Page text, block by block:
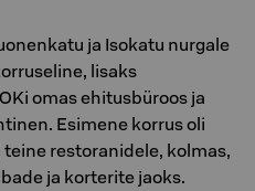
ja Isokatu nurgale
lisaks
omas ehitusbüroos ja
Esimene korrus oli
restoranidele, kolmas,
ja korterite jaoks.